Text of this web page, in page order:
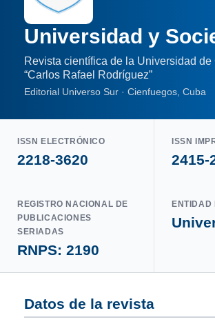
Universidad y
Revista científica de la Universidad
“Carlos Rafael Rodríguez”
Editorial Universo Sur · Cienfuegos, Cuba
ISSN ELECTRÓNICO
2218-3620
ISSN
2415-
REGISTRO NACIONAL DE
PUBLICACIONES
SERIADAS
RNPS: 2190
ENTIDAD
Datos de la revista